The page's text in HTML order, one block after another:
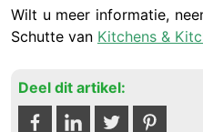
Wilt u meer informatie,
Schutte van Kitchens &
Deel dit artikel: